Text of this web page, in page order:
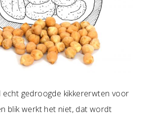
echt gedroogde kikkererwten voor
blik werkt het niet, dat wordt